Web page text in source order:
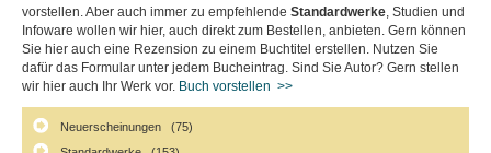
vorstellen. Aber auch immer zu empfehlende Standardwerke, Studien und
Infoware wollen wir hier, auch direkt zum Bestellen, anbieten. Gern können
Sie hier auch eine Rezension zu einem Buchtitel erstellen. Nutzen Sie
dafür das Formular unter jedem Bucheintrag. Sind Sie Autor? Gern stellen
wir hier auch Ihr Werk vor. Buch vorstellen >>
Neuerscheinungen (75)